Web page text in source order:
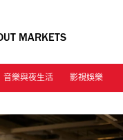
MARKETS
音樂與夜生活 影視娛樂